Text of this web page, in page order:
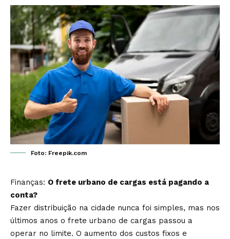
Foto: Freepik.com
Finanças: O frete urbano de cargas está pagando a
conta?
Fazer distribuição na cidade nunca foi simples, mas nos
últimos anos o frete urbano de cargas passou a
operar no limite. O aumento dos custos fixos e